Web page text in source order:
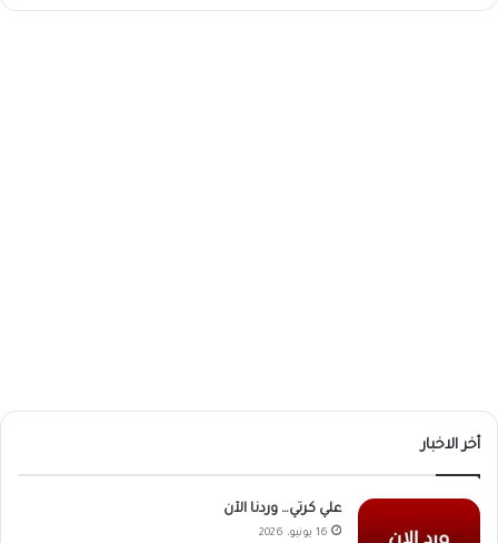
أخر الاخبار
علي كرتي… وردنا الآن
16 يونيو، 2026